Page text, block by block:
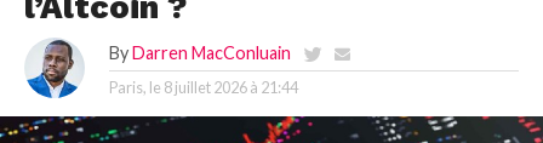
By Darren MacConluain
Paris, le 8 juillet 2026 à 21:44